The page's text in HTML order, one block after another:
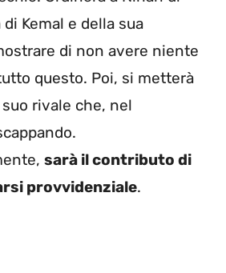
Kemal e della sua
di non avere niente
questo. Poi, si metterà
rivale che, nel
sarà il contributo di
provvidenziale.